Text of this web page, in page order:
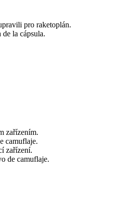
pro raketoplán.
la cápsula.
zařízením.
camuflaje.
zařízení.
de camuflaje.